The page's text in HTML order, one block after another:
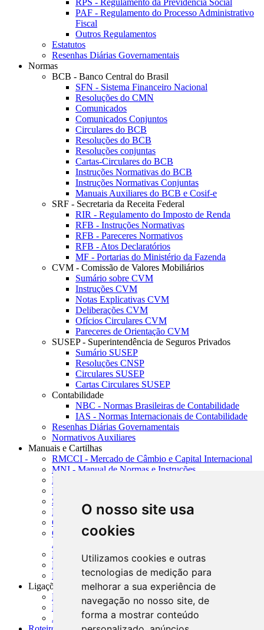
O nosso site usa
cookies
Utilizamos cookies e outras
tecnologias de medição para
melhorar a sua experiência de
navegação no nosso site, de
forma a mostrar conteúdo
RPS - Regulamento da Previdência Social
PAF - Regulamento do Processo Administrativo
Fiscal
Outros Regulamentos
Estatutos
Resenhas Diárias Governamentais
Normas
BCB - Banco Central do Brasil
SFN - Sistema Financeiro Nacional
Resoluções do CMN
Comunicados
Comunicados Conjuntos
Circulares do BCB
Resoluções do BCB
Resoluções conjuntas
Cartas-Circulares do BCB
Instruções Normativas do BCB
Instruções Normativas Conjuntas
Manuais Auxiliares do BCB e Cosif-e
SRF - Secretaria da Receita Federal
RIR - Regulamento do Imposto de Renda
RFB - Instruções Normativas
RFB - Pareceres Normativos
RFB - Atos Declaratórios
MF - Portarias do Ministério da Fazenda
CVM - Comissão de Valores Mobiliários
Sumário sobre CVM
Instruções CVM
Notas Explicativas CVM
Deliberações CVM
Ofícios Circulares CVM
Pareceres de Orientação CVM
SUSEP - Superintendência de Seguros Privados
Sumário SUSEP
Resoluções CNSP
Circulares SUSEP
Cartas Circulares SUSEP
Contabilidade
NBC - Normas Brasileiras de Contabilidade
IAS - Normas Internacionais de Contabilidade
Resenhas Diárias Governamentais
Normativos Auxiliares
Manuais e Cartilhas
RMCCI - Mercado de Câmbio e Capital Internacional
MNI - Manual de Normas e Instruções
MTVM - Manual de Títulos e Valores Mobiliários
MCR - Manual de Crédito Rural
SISORF - Manual de Organização do SFN
MASUP - Manual de Supervisão Bancária
CADOC - Catálogo de Documentos
CNAE-CONCLA - Classificação Nacional de
Atividades Econômicas
PMF - Cartilhas do BCB
Manuais Auxiliares do BCB e Cosif-e
Resenhas Diárias Governamentais
Ligações Externas
Links Úteis
Presidência da República
Agências Nacionais Reguladoras